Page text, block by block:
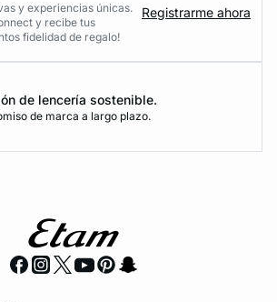
y experiencias únicas.
y recibe tus
fidelidad de regalo!
Registrarme ahora
de lencería sostenible.
de marca a largo plazo.